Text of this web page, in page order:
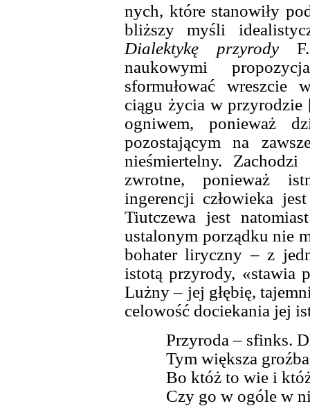
nych, które stanowiły
bliższy myśli
Dialektykę przyrodyF.
naukowymi
sformułować wreszcie
ciągu życia w przyrodzie
ogniwem, ponieważ
pozostającym na
nieśmiertelny.
zwrotne, ponieważ
ingerencji człowieka
Tiutczewa jest
ustalonym porządku nie
bohater liryczny – z
istotą przyrody, «stawia
Lużny – jej głębię,
celowość dociekania jej
Przyroda – sfinks.
Tym większa
Bo któż to wie i
Czy go w ogóle w